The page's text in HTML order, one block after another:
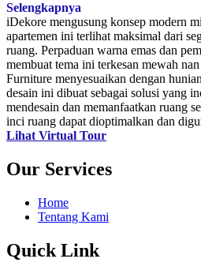
Selengkapnya
iDekore mengusung konsep modern
apartemen ini terlihat maksimal dari
ruang. Perpaduan warna emas dan
membuat tema ini terkesan mewah
Furniture menyesuaikan dengan
desain ini dibuat sebagai solusi yang
mendesain dan memanfaatkan ruang
inci ruang dapat dioptimalkan dan
Lihat Virtual Tour
Our Services
Home
Tentang Kami
Quick Link